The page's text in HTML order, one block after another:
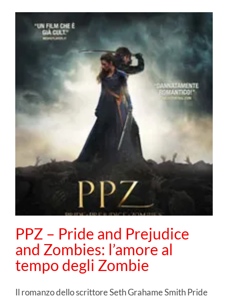
PPZ – Pride and Prejudice
and Zombies: l’amore al
tempo degli Zombie
Il romanzo dello scrittore Seth Grahame Smith Pride